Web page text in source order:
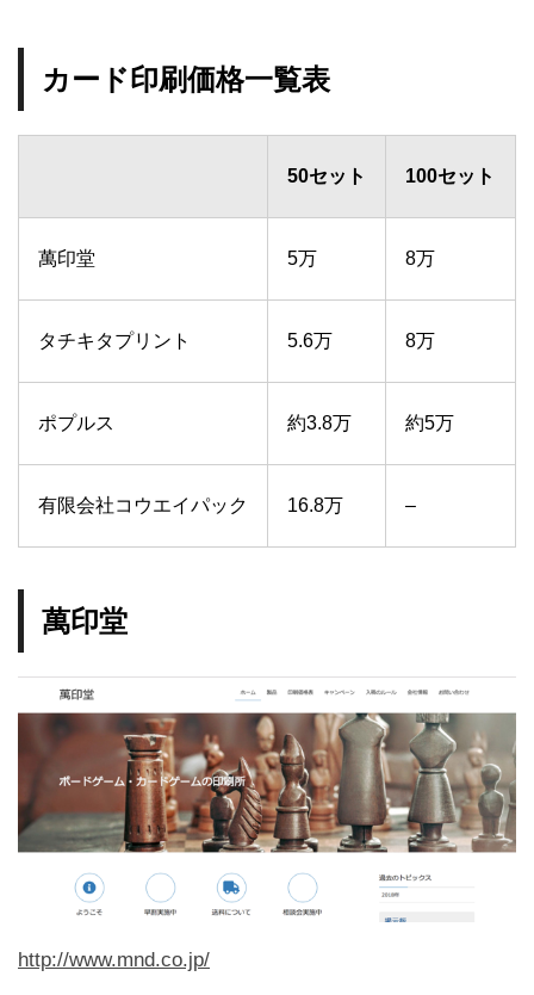
カード印刷価格一覧表
50セット 100セット
萬印堂 5万 8万
タチキタプリント 5.6万 8万
ポプルス 約3.8万 約5万
有限会社コウエイパック 16.8万 –
萬印堂
http://www.mnd.co.jp/